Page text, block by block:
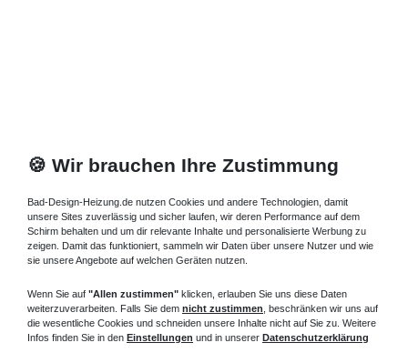
Röhrenheizkörper 50 cm hochseitlichem Anschluß um mehr als
30% hoher Heizleistung als vergleichbare Designheizkörper.
Versand und Zahlung
Bei Fragen helfen wir zum Ortstarif:
🍪 Wir brauchen Ihre Zustimmung
Bad-Design-Heizung.de nutzen Cookies und andere Technologien, damit
unsere Sites zuverlässig und sicher laufen, wir deren Performance auf dem
Schirm behalten und um dir relevante Inhalte und personalisierte Werbung zu
zeigen. Damit das funktioniert, sammeln wir Daten über unsere Nutzer und wie
sie unsere Angebote auf welchen Geräten nutzen.
Wenn Sie auf "Allen zustimmen" klicken, erlauben Sie uns diese Daten
weiterzuverarbeiten. Falls Sie dem nicht zustimmen , beschränken wir uns auf
die wesentliche Cookies und schneiden unsere Inhalte nicht auf Sie zu. Weitere
Infos finden Sie in den Einstellungen und in unserer Datenschutzerklärung